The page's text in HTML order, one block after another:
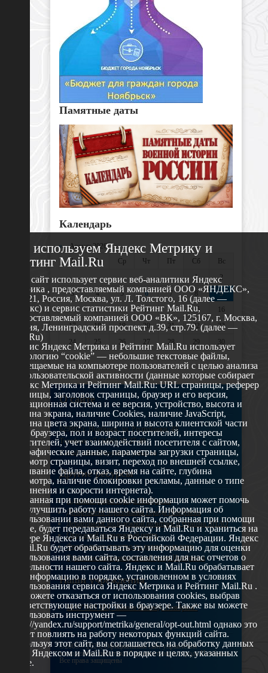
Памятные даты
Календарь
«Август 2026 »
Пн
Вт Ср Чт Пт Сб
Вс
1
2
3
4 5 6 7 8
9
10
11 12 13 14 15
16
17
18 19 20 21 22
23
24
25 26 27 28 29
30
31
О сайте
629802 г. Ноябрьск, ул. Республики, 49
Телефон: +7 (3496) 35-37-49
E-mail: udsm@noyabrsk.yanao.ru
Другие ресурсы
Администрация города Ноябрьска
Департамент образования города Ноябрьска
Департамент молодежной политики и туризма ЯНАО
Окружной молодежный центр
Федеральное агенство по делам молодежи
Туристско-информационный центр Ноябрьска
Наши учреждения
МАУ МП МЦ "Школа Ямолод. Ноябрьск"
©2005 – 2026, Официальный сайт управления
молодежной политики Администрации города Ноябрьск
Все права защищены
Мы используем Яндекс Метрику и
Рейтинг Mail.Ru
Этот сайт использует сервис веб-аналитики Яндекс
Метрика , предоставляемый компанией ООО «ЯНДЕКС»,
119021, Россия, Москва, ул. Л. Толстого, 16 (далее —
Яндекс) и сервис статистики Рейтинг Mail.Ru,
предоставляемый компанией ООО «ВК», 125167, г. Москва,
Россия, Ленинградский проспект д.39, стр.79. (далее —
Mail.Ru)
Сервис Яндекс Метрика и Рейтинг Mail.Ru использует
технологию “cookie” — небольшие текстовые файлы,
размещаемые на компьютере пользователей с целью анализа
их пользовательской активности (данные которые собирает
Яндекс Метрика и Рейтинг Mail.Ru: URL страницы, реферер
страницы, заголовок страницы, браузер и его версия,
операционная система и ее версия, устройство, высота и
ширина экрана, наличие Cookies, наличие JavaScript,
глубина цвета экрана, ширина и высота клиентской части
окна браузера, пол и возраст посетителей, интересы
посетителей, учет взаимодействий посетителя с сайтом,
географические данные, параметры загрузки страницы,
просмотр страницы, визит, переход по внешней ссылке,
cкачивание файла, отказ, время на сайте, глубина
просмотра, наличие блокировки рекламы, данные о типе
соединения и скорости интернета).
Собранная при помощи cookie информация может помочь
нам улучшить работу нашего сайта. Информация об
использовании вами данного сайта, собранная при помощи
cookie, будет передаваться Яндексу и Mail.Ru и храниться на
сервере Яндекса и Mail.Ru в Российской Федерации. Яндекс
и Mail.Ru будет обрабатывать эту информацию для оценки
использования вами сайта, составления для нас отчетов о
деятельности нашего сайта. Яндекс и Mail.Ru обрабатывает
эту информацию в порядке, установленном в условиях
использования сервиса Яндекс Метрика и Рейтинг Mail.Ru .
Вы можете отказаться от использования cookies, выбрав
соответствующие настройки в браузере. Также вы можете
использовать инструмент —
https://yandex.ru/support/metrika/general/opt-out.html однако это
может повлиять на работу некоторых функций сайта.
Используя этот сайт, вы соглашаетесь на обработку данных
о вас Яндексом и Mail.Ru в порядке и целях, указанных
выше.